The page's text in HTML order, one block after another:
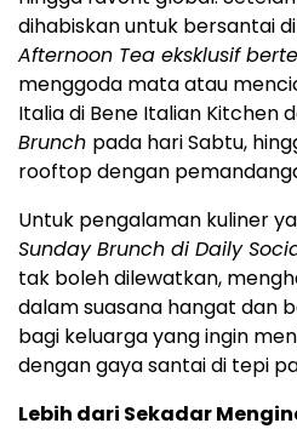
dihabiskan untuk bersantai
Afternoon Tea eksklusif
menggoda mata atau
Italia di Bene Italian Kitchen
Brunch pada hari Sabtu,
rooftop dengan
Untuk pengalaman kuliner
Sunday Brunch di Daily
tak boleh dilewatkan,
dalam suasana hangat dan
bagi keluarga yang ingin
dengan gaya santai di tepi
Lebih dari Sekadar